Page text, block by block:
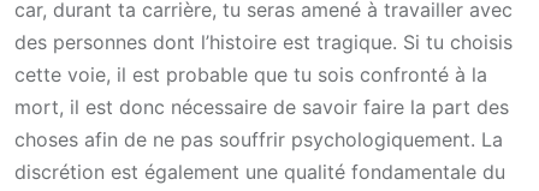
car, durant ta carrière, tu seras amené à travailler avec
des personnes dont l’histoire est tragique. Si tu choisis
cette voie, il est probable que tu sois confronté à la
mort, il est donc nécessaire de savoir faire la part des
choses afin de ne pas souffrir psychologiquement. La
discrétion est également une qualité fondamentale du